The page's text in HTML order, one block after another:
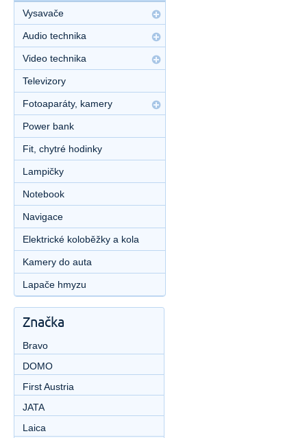
Vysavače
Audio technika
Video technika
Televizory
Fotoaparáty, kamery
Power bank
Fit, chytré hodinky
Lampičky
Notebook
Navigace
Elektrické koloběžky a kola
Kamery do auta
Lapače hmyzu
Značka
Bravo
DOMO
First Austria
JATA
Laica